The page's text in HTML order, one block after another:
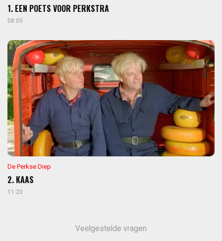
1. EEN POETS VOOR PERKSTRA
08:05
De Perkse Diep
2. KAAS
11:20
Veelgestelde vragen